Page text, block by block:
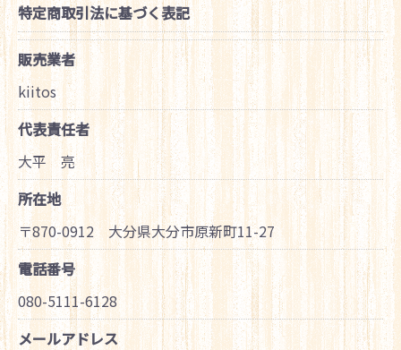
特定商取引法に基づく表記
販売業者
kiitos
代表責任者
大平 亮
所在地
〒870-0912 大分県大分市原新町11-27
電話番号
080-5111-6128
メールアドレス